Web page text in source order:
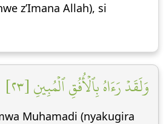
z’Imana Allah), si
وَلَقَدۡ رَءَاهُ بِٱلۡأُفُقِ ٱلۡمُبِينِ [٢٣]
Muhamadi (nyakugira